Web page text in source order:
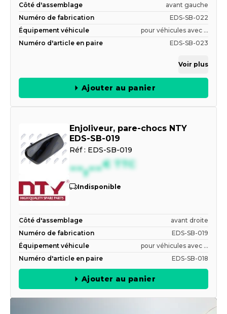
Côté d'assemblage
avant gauche
Numéro de fabrication
EDS-SB-022
Équipement véhicule
pour véhicules avec ...
Numéro d'article en paire
EDS-SB-023
Voir plus
Ajouter au panier
Enjoliveur, pare-chocs NTY
EDS-SB-019
Réf : EDS-SB-019
--,--€ TTC
Indisponible
Côté d'assemblage
avant droite
Numéro de fabrication
EDS-SB-019
Équipement véhicule
pour véhicules avec ...
Numéro d'article en paire
EDS-SB-018
Ajouter au panier